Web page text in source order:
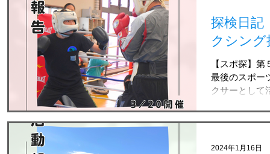
探検日記
クシング
【スポ探】
最後のスポー
クサーとして
2024年1月16日